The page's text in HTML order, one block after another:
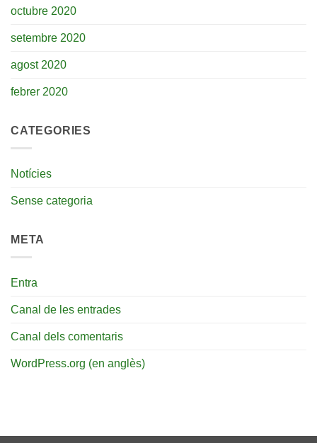
octubre 2020
setembre 2020
agost 2020
febrer 2020
CATEGORIES
Notícies
Sense categoria
META
Entra
Canal de les entrades
Canal dels comentaris
WordPress.org (en anglès)